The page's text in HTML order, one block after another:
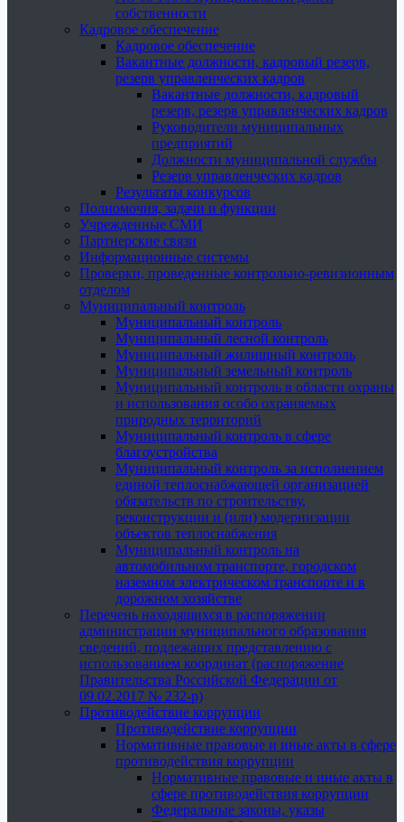
собственности
Кадровое обеспечение
Кадровое обеспечение
Вакантные должности, кадровый резерв,
резерв управленческих кадров
Вакантные должности, кадровый
резерв, резерв управленческих кадров
Руководители муниципальных
предприятий
Должности муниципальной службы
Резерв управленческих кадров
Результаты конкурсов
Полномочия, задачи и функции
Учрежденные СМИ
Партнерские связи
Информационные системы
Проверки, проведенные контрольно-ревизионным
отделом
Муниципальный контроль
Муниципальный контроль
Муниципальный лесной контроль
Муниципальный жилищный контроль
Муниципальный земельный контроль
Муниципальный контроль в области охраны
и использования особо охраняемых
природных территорий
Муниципальный контроль в сфере
благоустройства
Муниципальный контроль за исполнением
единой теплоснабжающей организацией
обязательств по строительству,
реконструкции и (или) модернизации
объектов теплоснабжения
Муниципальный контроль на
автомобильном транспорте, городском
наземном электрическом транспорте и в
дорожном хозяйстве
Перечень находящихся в распоряжении
администрации муниципального образования
сведений, подлежащих представлению с
использованием координат (распоряжение
Правительства Российской Федерации от
09.02.2017 № 232-р)
Противодействие коррупции
Противодействие коррупции
Нормативные правовые и иные акты в сфере
противодействия коррупции
Нормативные правовые и иные акты в
сфере противодействия коррупции
Федеральные законы, указы